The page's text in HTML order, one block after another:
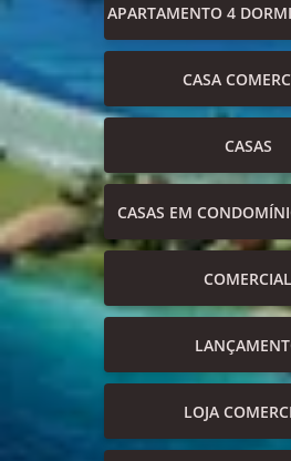
APARTAMENTO 4
CASA
CASAS
CASAS EM
COMERCIAL
LOJA